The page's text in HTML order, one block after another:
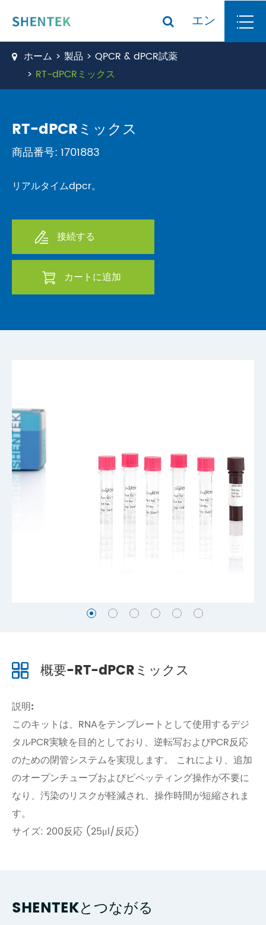
エン
ホーム 製品
QPCR & dPCR試薬
RT-dPCRミックス
RT-dPCRミックス
商品番号: 1701883
リアルタイムdpcr。
接続する
カートに追加
概要-RT-dPCRミックス
説明:
このキットは、RNAをテンプレートとして使用するデジ
タルPCR実験を目的としており、逆転写およびPCR反応
のための閉管システムを実現します。 これにより、追加
のオープンチューブおよびピペッティング操作が不要に
なり、汚染のリスクが軽減され、操作時間が短縮されま
す。
サイズ: 200反応 (25μl/反応)
SHENTEKとつながる